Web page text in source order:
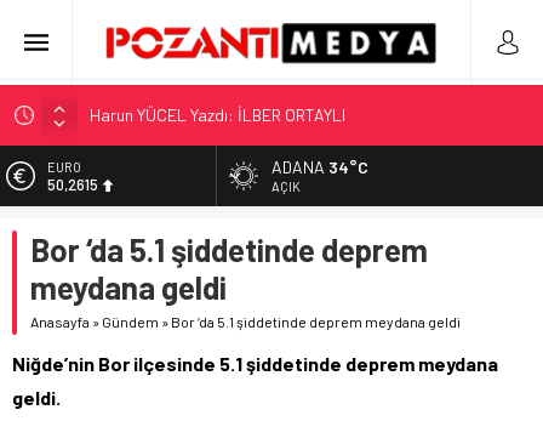
Adana’nın Gizli Cenneti Pozantı Akçatekir Yaylası
Yılmaz Soğutma’dan Buzdolabı Uyarısı
Gaziantep, Mersin ve Adana’da Web Tasarımın Öncüsü GZR
Ajans
EURO
50,2615
5.910,66
BİST
11.456,34
42,6961
ADANA 34°C
AÇIK
Bor ‘da 5.1 şiddetinde deprem
meydana geldi
Anasayfa » Gündem » Bor ‘da 5.1 şiddetinde deprem meydana geldi
Niğde’nin Bor ilçesinde 5.1 şiddetinde deprem meydana
geldi.